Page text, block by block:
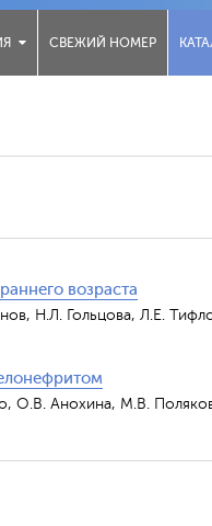
СВЕЖИЙ НОМЕР
возраста
Н.Л. Гольцова, Л.Е.
О.В. Анохина, М.В.